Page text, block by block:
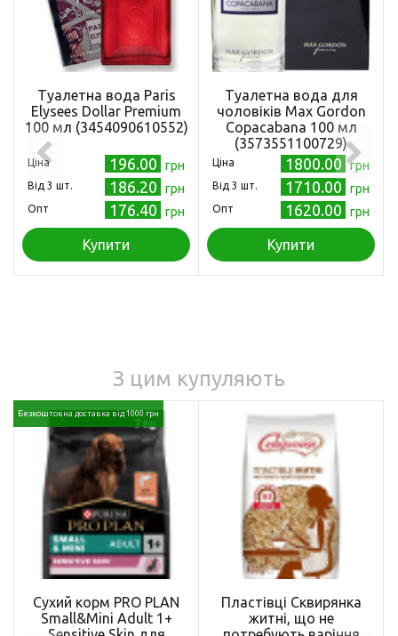
Туалетна вода Paris
Elysees Dollar Premium
100 мл (3454090610552)
Ціна 196.00 грн
Від 3 шт. 186.20 грн
Опт 176.40 грн
Купити
Туалетна вода для
чоловіків Max Gordon
Copacabana 100 мл
(3573551100729)
Ціна 1800.00 грн
Від 3 шт. 1710.00 грн
Опт 1620.00 грн
Купити
З цим купуляють
Безкоштовна доставка від 1000 грн
Сухий корм PRO PLAN
Small&Mini Adult 1+
Пластівці Сквирянка
житні, що не